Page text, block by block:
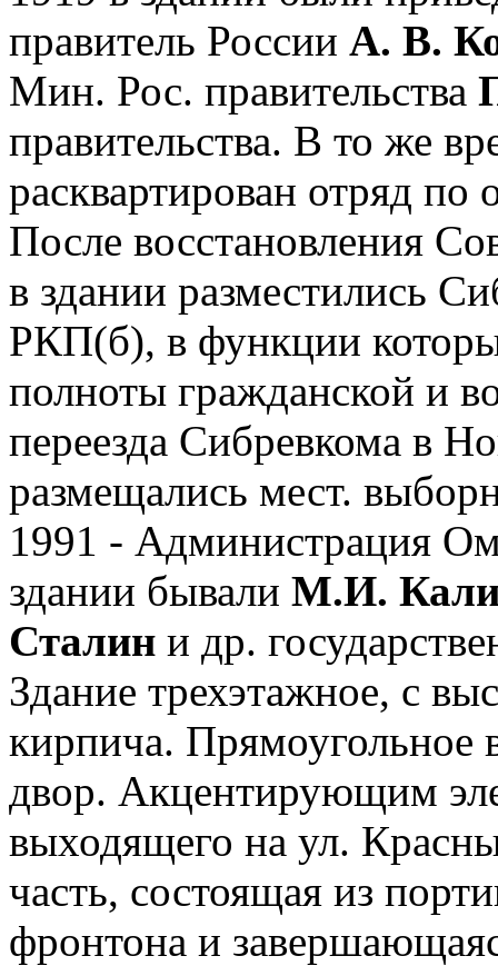
правитель России А. В.
Мин. Рос. правительства
правительства. В то же
расквартирован отряд по
После восстановления
в здании разместились
РКП(б), в функции
полноты гражданской и
переезда Сибревкома в
размещались мест.
1991 - Администрация
здании бывали М.И.
Сталин и др.
Здание трехэтажное, с
кирпича. Прямоугольное
двор. Акцентирующим
выходящего на ул.
часть, состоящая из
фронтона и